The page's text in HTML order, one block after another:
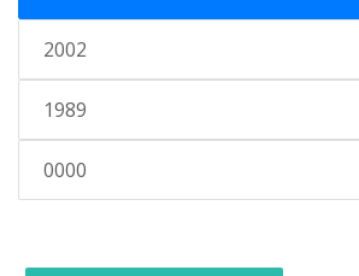
2002
1989
0000